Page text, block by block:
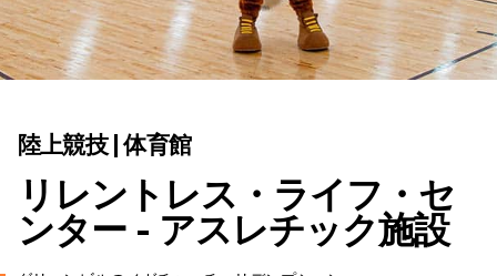
陸上競技 | 体育館
リレントレス・ライフ・セ
ンター - アスレチック施設